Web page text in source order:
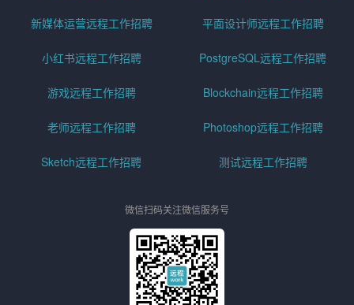
新媒体运营远程工作招聘 平面设计师远程工作招聘
小红书远程工作招聘 PostgreSQL远程工作招聘
游戏远程工作招聘 Blockchain远程工作招聘
老师远程工作招聘 Photoshop远程工作招聘
Sketch远程工作招聘 测试远程工作招聘
微信扫码关注微信服务号